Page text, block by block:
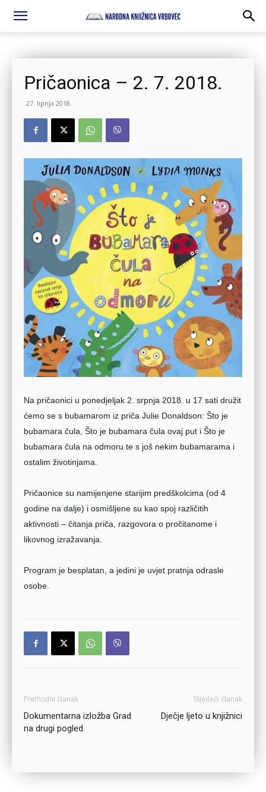
Pričaonica – 2. 7. 2018.
27. lipnja 2018.
Na pričaonici u ponedjeljak 2. srpnja 2018. u 17 sati družit
ćemo se s bubamarom iz priča Julie Donaldson: Što je
bubamara čula, Što je bubamara čula ovaj put i Što je
bubamara čula na odmoru te s još nekim bubamarama i
ostalim životinjama.
Pričaonice su namijenjene starijim predškolcima (od 4
godine na dalje) i osmišljene su kao spoj različitih
aktivnosti – čitanja priča, razgovora o pročitanome i
likovnog izražavanja.
Program je besplatan, a jedini je uvjet pratnja odrasle
osobe.
Prethodni članak
Dokumentarna izložba Grad
na drugi pogled
Sljedeći članak
Dječje ljeto u knjižnici